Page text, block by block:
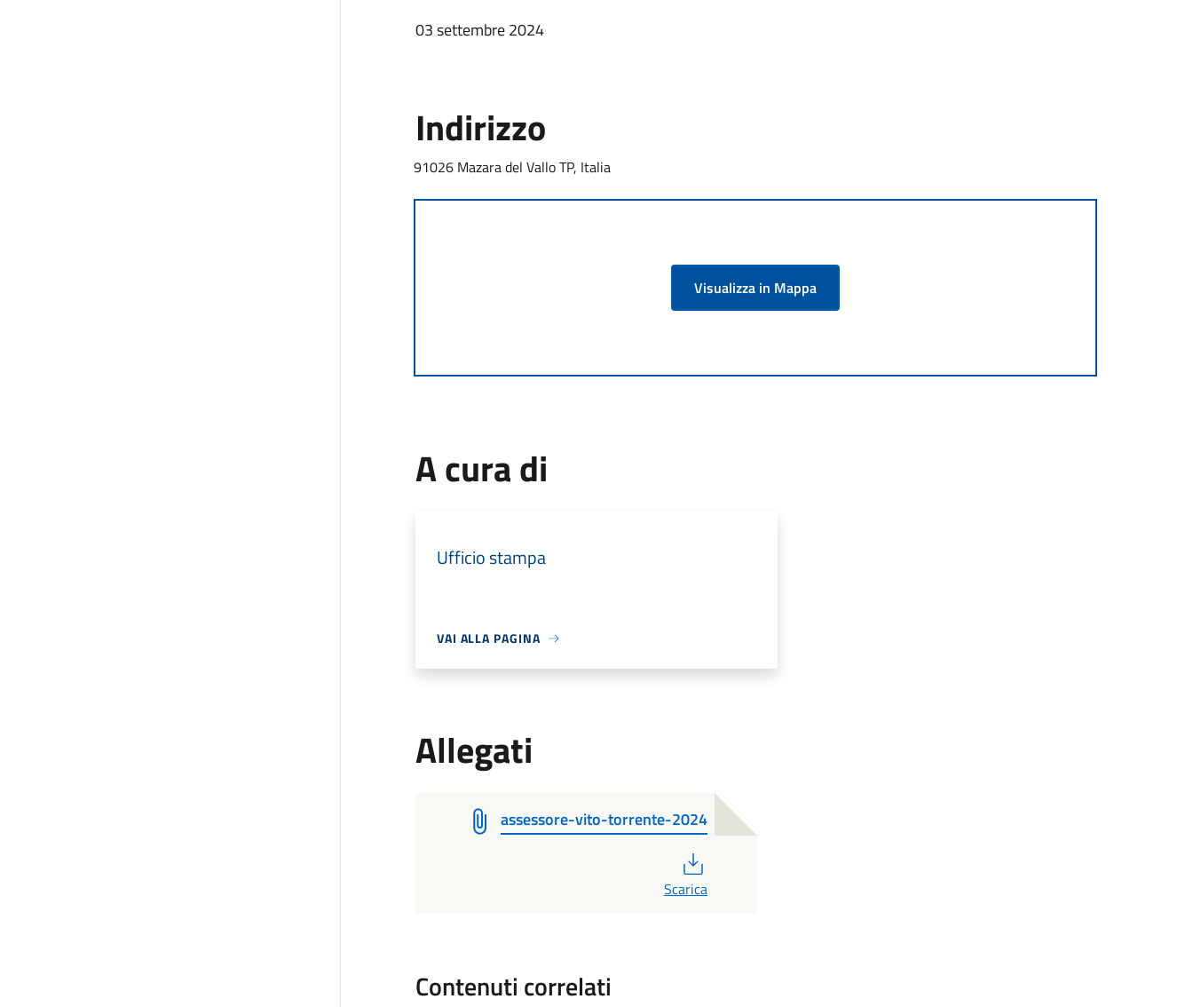
03 settembre 2024
Indirizzo
91026 Mazara del Vallo TP, Italia
Visualizza in Mappa
A cura di
Ufficio stampa
VAI ALLA PAGINA
Allegati
assessore-vito-torrente-2024
Scarica
Contenuti correlati